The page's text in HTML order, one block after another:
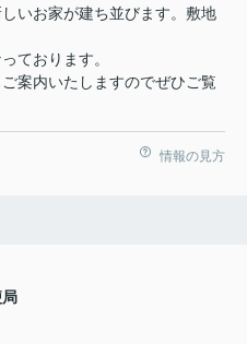
いお家が建ち並びます。敷地
ております。
案内いたしますのでぜひご覧
情報の見方